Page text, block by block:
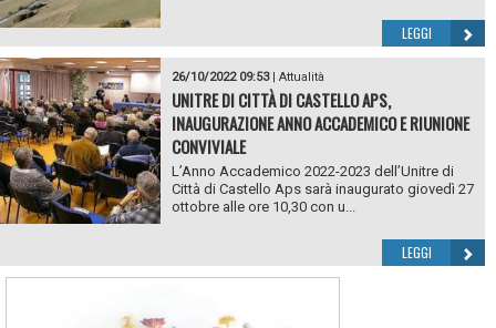
LEGGI
26/10/2022 09:53| Attualità
UNITRE DI CITTÀ DI CASTELLO APS,
INAUGURAZIONE ANNO ACCADEMICO E RIUNIONE
CONVIVIALE
L’Anno Accademico 2022-2023 dell’Unitre di
Città di Castello Aps sarà inaugurato giovedì 27
ottobre alle ore 10,30 con u...
LEGGI